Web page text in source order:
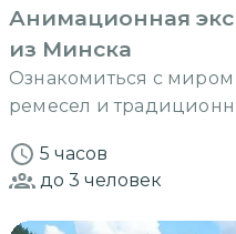
Анимационная
из Минска
Ознакомиться с
ремесел и
5 часов
до 3 человек